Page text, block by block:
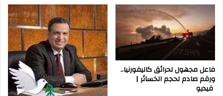
فاعل مجهول لحرائق كاليفورنيا..
ورقم صادم لحجم الخسائر |
فيديو